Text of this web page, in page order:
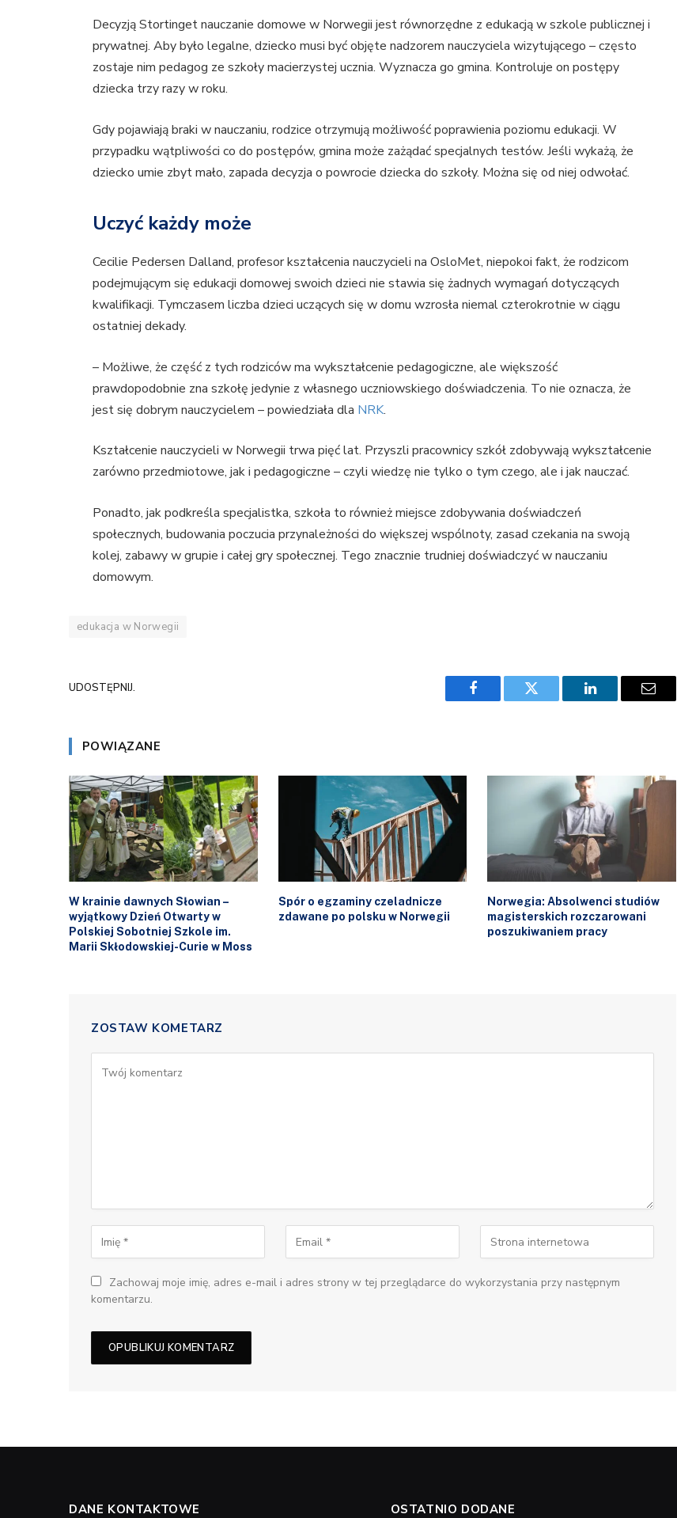
Decyzją Stortinget nauczanie domowe w Norwegii jest równorzędne z edukacją w szkole publicznej i
prywatnej. Aby było legalne, dziecko musi być objęte nadzorem nauczyciela wizytującego – często
zostaje nim pedagog ze szkoły macierzystej ucznia. Wyznacza go gmina. Kontroluje on postępy
dziecka trzy razy w roku.
Gdy pojawiają braki w nauczaniu, rodzice otrzymują możliwość poprawienia poziomu edukacji. W
przypadku wątpliwości co do postępów, gmina może zażądać specjalnych testów. Jeśli wykażą, że
dziecko umie zbyt mało, zapada decyzja o powrocie dziecka do szkoły. Można się od niej odwołać.
Uczyć każdy może
Cecilie Pedersen Dalland, profesor kształcenia nauczycieli na OsloMet, niepokoi fakt, że rodzicom
podejmującym się edukacji domowej swoich dzieci nie stawia się żadnych wymagań dotyczących
kwalifikacji. Tymczasem liczba dzieci uczących się w domu wzrosła niemal czterokrotnie w ciągu
ostatniej dekady.
– Możliwe, że część z tych rodziców ma wykształcenie pedagogiczne, ale większość
prawdopodobnie zna szkołę jedynie z własnego uczniowskiego doświadczenia. To nie oznacza, że
jest się dobrym nauczycielem – powiedziała dla NRK.
Kształcenie nauczycieli w Norwegii trwa pięć lat. Przyszli pracownicy szkół zdobywają wykształcenie
zarówno przedmiotowe, jak i pedagogiczne – czyli wiedzę nie tylko o tym czego, ale i jak nauczać.
Ponadto, jak podkreśla specjalistka, szkoła to również miejsce zdobywania doświadczeń
społecznych, budowania poczucia przynależności do większej wspólnoty, zasad czekania na swoją
kolej, zabawy w grupie i całej gry społecznej. Tego znacznie trudniej doświadczyć w nauczaniu
domowym.
edukacja w Norwegii
UDOSTĘPNIJ.
Facebook Twitter LinkedIn Email
POWIĄZANE
W krainie dawnych Słowian –
wyjątkowy Dzień Otwarty w
Polskiej Sobotniej Szkole im.
Marii Skłodowskiej-Curie w Moss
Spór o egzaminy czeladnicze
zdawane po polsku w Norwegii
Norwegia: Absolwenci studiów
magisterskich rozczarowani
poszukiwaniem pracy
ZOSTAW KOMETARZ
Zachowaj moje imię, adres e-mail i adres strony w tej przeglądarce do wykorzystania przy następnym
komentarzu.
DANE KONTAKTOWE OSTATNIO DODANE